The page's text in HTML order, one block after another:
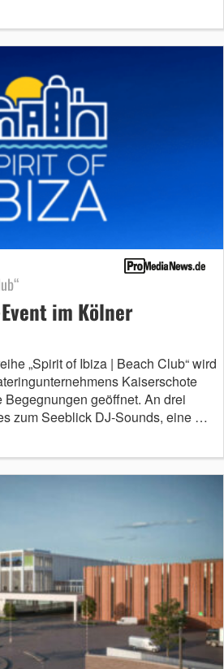
im Kölner
„Spirit of Ibiza | Beach Club“ wird
Kaiserschote
geöffnet. An drei
zum Seeblick DJ-Sounds, eine …